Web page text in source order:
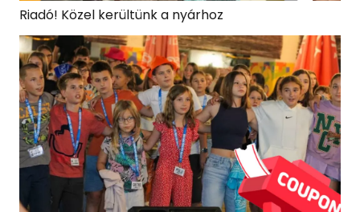
Riadó! Közel kerültünk a nyárhoz